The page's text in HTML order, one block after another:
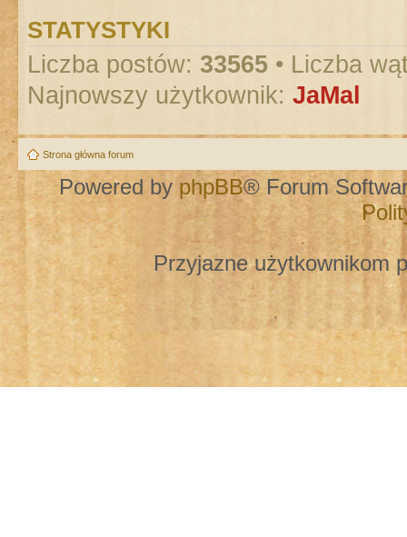
STATYSTYKI
Liczba postów: 33565 • Liczba
Najnowszy użytkownik: JaMal
Strona główna forum
Powered by phpBB® Forum
Przyjazne użytkownikom